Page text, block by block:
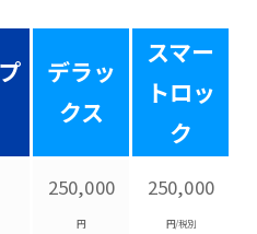
デラッ
クス
スマー
トロッ
ク
250,000
円
250,000
円/税別